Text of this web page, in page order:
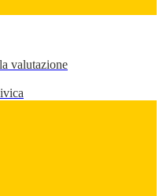
valutazione